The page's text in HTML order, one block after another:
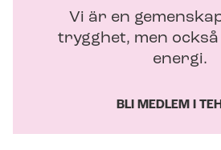
Vi är en
trygghet, men också
energi.
BLI MEDLEM I